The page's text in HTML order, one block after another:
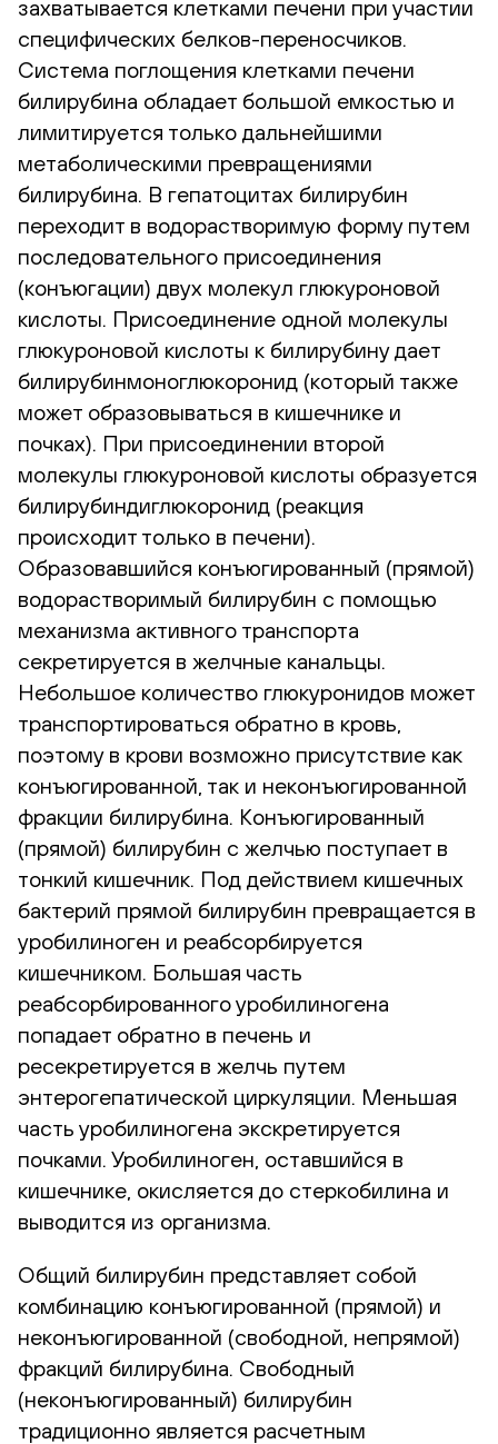
захватывается клетками печени при участии
специфических белков-переносчиков.
Система поглощения клетками печени
билирубина обладает большой емкостью и
лимитируется только дальнейшими
метаболическими превращениями
билирубина. В гепатоцитах билирубин
переходит в водорастворимую форму путем
последовательного присоединения
(конъюгации) двух молекул глюкуроновой
кислоты. Присоединение одной молекулы
глюкуроновой кислоты к билирубину дает
билирубинмоноглюкоронид (который также
может образовываться в кишечнике и
почках). При присоединении второй
молекулы глюкуроновой кислоты образуется
билирубиндиглюкоронид (реакция
происходит только в печени).
Образовавшийся конъюгированный (прямой)
водорастворимый билирубин с помощью
механизма активного транспорта
секретируется в желчные канальцы.
Небольшое количество глюкуронидов может
транспортироваться обратно в кровь,
поэтому в крови возможно присутствие как
конъюгированной, так и неконъюгированной
фракции билирубина. Конъюгированный
(прямой) билирубин с желчью поступает в
тонкий кишечник. Под действием кишечных
бактерий прямой билирубин превращается в
уробилиноген и реабсорбируется
кишечником. Большая часть
реабсорбированного уробилиногена
попадает обратно в печень и
ресекретируется в желчь путем
энтерогепатической циркуляции. Меньшая
часть уробилиногена экскретируется
почками. Уробилиноген, оставшийся в
кишечнике, окисляется до стеркобилина и
выводится из организма.
Общий билирубин представляет собой
комбинацию конъюгированной (прямой) и
неконъюгированной (свободной, непрямой)
фракций билирубина. Свободный
(неконъюгированный) билирубин
традиционно является расчетным